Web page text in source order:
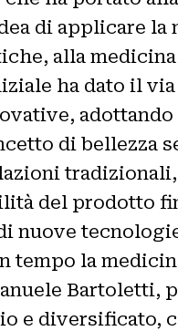
di applicare
alla
ha dato il
di bellezza
del prodotto
nuove
tempo la
Bartoletti,
e diversificato,